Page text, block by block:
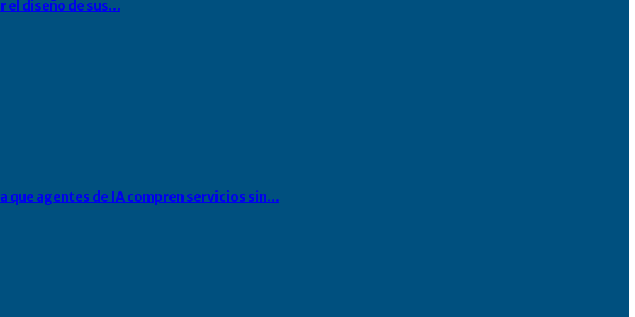
el diseño de sus…
agentes de IA compren servicios sin…